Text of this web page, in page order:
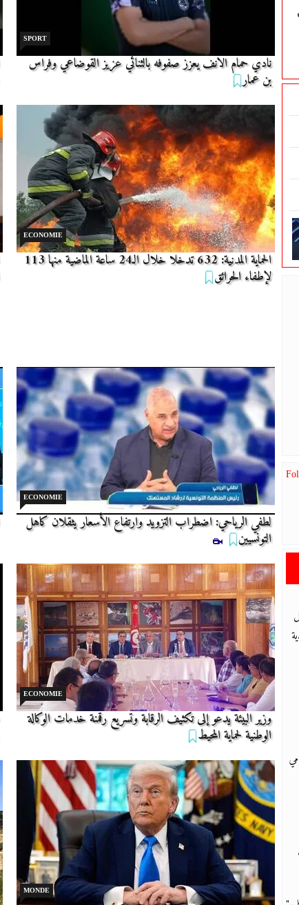
SPORT
نادي حمام الانف يعزز صفوفه بالثنائي عزيز القوضاعي وفراس
بن عمار
ECONOMIE
الحماية المدنية: 632 تدخلا خلال الـ24 ساعة الماضية منها 113
لإطفاء الحرائق
ECONOMIE
لطفي الرياحي: اضطراب التزويد وارتفاع الأسعار يثقلان كاهل
التونسيين
ECONOMIE
وزير البيئة يدعو إلى تكثيف الرقابة وتسريع رقمنة خدمات الوكالة
الوطنية لحماية المحيط
MONDE